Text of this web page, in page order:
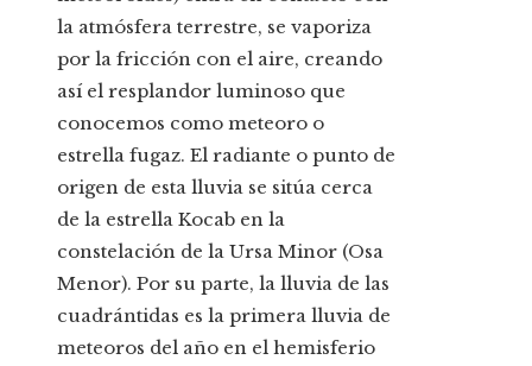
la atmósfera terrestre, se vaporiza
por la fricción con el aire, creando
así el resplandor luminoso que
conocemos como meteoro o
estrella fugaz. El radiante o punto de
origen de esta lluvia se sitúa cerca
de la estrella Kocab en la
constelación de la Ursa Minor (Osa
Menor). Por su parte, la lluvia de las
cuadrántidas es la primera lluvia de
meteoros del año en el hemisferio